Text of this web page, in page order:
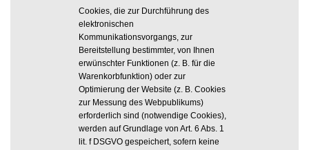
Cookies, die zur Durchführung des
elektronischen
Kommunikationsvorgangs, zur
Bereitstellung bestimmter, von Ihnen
erwünschter Funktionen (z. B. für die
Warenkorbfunktion) oder zur
Optimierung der Website (z. B. Cookies
zur Messung des Webpublikums)
erforderlich sind (notwendige Cookies),
werden auf Grundlage von Art. 6 Abs. 1
lit. f DSGVO gespeichert, sofern keine